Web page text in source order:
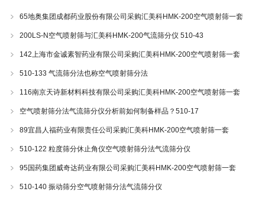
65地奥集团成都药业股份有限公司采购汇美科HMK-200空气喷射筛一套
200LS-N空气喷射筛与汇美科HMK-200气流筛分仪 510-43
142上海市金诚素智药业有限公司采购汇美科HMK-200空气喷射筛一套
510-133 气流筛分法也称空气喷射筛分法
116南京天诗新材料科技有限公司采购汇美科HMK-200空气喷射筛一套
空气喷射筛分法气流筛分仪分析前如何制备样品？510-17
89宜昌人福药业有限责任公司采购汇美科HMK-200空气喷射筛一套
510-122 粒度筛分休止角仪空气喷射筛分法气流筛分仪
95国药集团威奇达药业有限公司采购汇美科HMK-200空气喷射筛一套
510-140 振动筛分空气喷射筛分法气流筛分仪